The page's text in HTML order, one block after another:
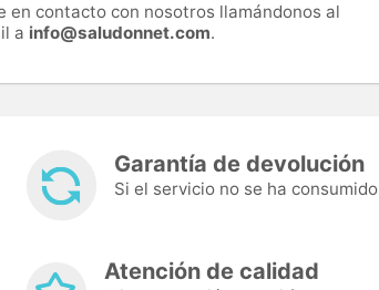
contacto con nosotros llamándonos al
a info@saludonnet.com.
Garantía de devolución
Si el servicio no se ha consumido
Atención de calidad